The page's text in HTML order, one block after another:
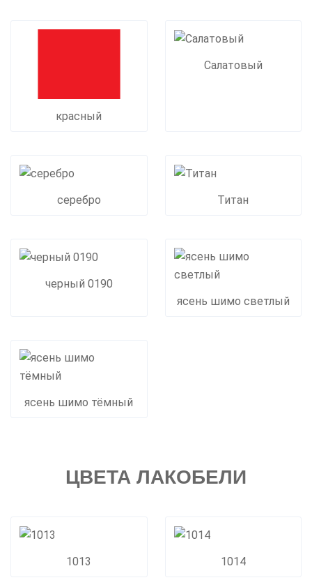
красный
Салатовый
серебро Титан
черный 0190
ясень шимо светлый
ясень шимо тёмный
ЦВЕТА ЛАКОБЕЛИ
1013 1014